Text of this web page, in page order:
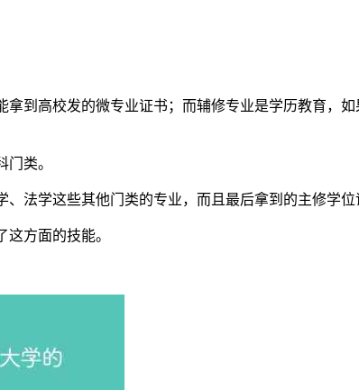
到高校发的微专业证书；而辅修专业是学历教育，
类。
法学这些其他门类的专业，而且最后拿到的主修学
方面的技能。
70 学分的课程，除了核心课，还要学学科基础课，最
业得 2-3 年，而且要跟着学校的系统化培养计划走，